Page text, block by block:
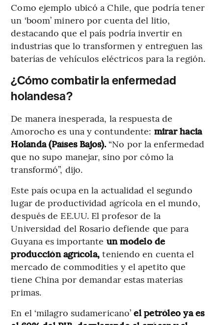
Como ejemplo ubicó a Chile, que podría tener
un ‘boom’ minero por cuenta del litio,
destacando que el país podría invertir en
industrias que lo transformen y entreguen las
baterías de vehículos eléctricos para la región.
¿Cómo combatir la enfermedad
holandesa?
De manera inesperada, la respuesta de
Amorocho es una y contundente: mirar hacia
Holanda (Países Bajos).“No por la enfermedad
que no supo manejar, sino por cómo la
transformó”, dijo.
Este país ocupa en la actualidad el segundo
lugar de productividad agrícola en el mundo,
después de EE.UU. El profesor de la
Universidad del Rosario defiende que para
Guyana es importante un modelo de
producción agrícola,teniendo en cuenta el
mercado de commodities y el apetito que
tiene China por demandar estas materias
primas.
En el ‘milagro sudamericano’ el petróleo ya es